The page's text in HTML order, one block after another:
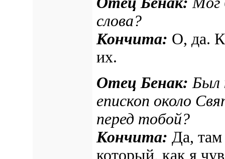
слова?
Кончита: О, да.
их.
Отец Бенак: Был
епископ около
перед тобой?
Кончита: Да,
который, как я